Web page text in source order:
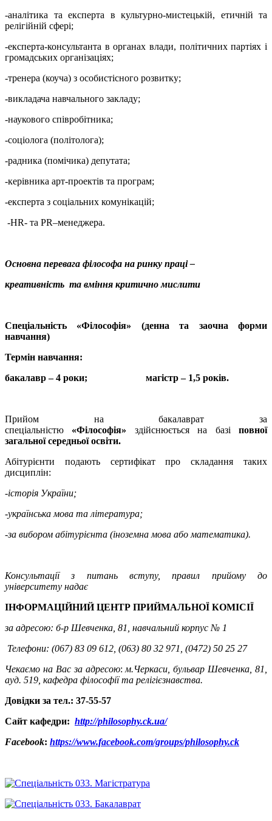
-аналітика та експерта в культурно-мистецькій, етичній та
релігійній сфері;
-експерта-консультанта в органах влади, політичних партіях і
громадських організаціях;
-тренера (коуча) з особистісного розвитку;
-викладача навчального закладу;
-наукового співробітника;
-соціолога (політолога);
-радника (помічика) депутата;
-керівника арт-проектів та програм;
-експерта з соціальних комунікацій;
-НR- та РR–менеджера.
Основна перевага філософа на ринку праці –
креативність та вміння критично мислити
Спеціальність «Філософія» (денна та заочна форми
навчання)
Термін навчання:
бакалавр – 4 роки; магістр – 1,5 років.
Прийом на бакалаврат за
спеціальністю «Філософія» здійснюється на базіповної
загальної середньої освіти.
Абітурієнти подають сертифікат про складання таких
дисциплін:
-історія України;
-українська мова та література;
-за вибором абітурієнта (іноземна мова або математика).
Консультації з питань вступу, правил прийому до
університету надає
ІНФОРМАЦІЙНИЙ ЦЕНТР ПРИЙМАЛЬНОЇ КОМІСІЇ
за адресою: б-р Шевченка, 81, навчальний корпус № 1
Телефони: (067) 83 09 612, (063) 80 32 971, (0472) 50 25 27
Чекаємо на Вас за адресою: м.Черкаси, бульвар Шевченка, 81,
ауд. 519, кафедра філософії та релігієзнавства.
Довідки за тел.: 37-55-57
Сайт кафедри: http://philosophy.ck.ua/
Facebook: https://www.facebook.com/groups/philosophy.ck